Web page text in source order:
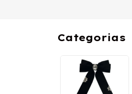
Categorias